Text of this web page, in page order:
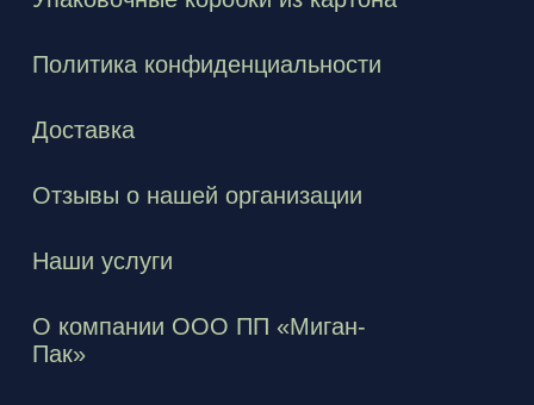
Политика конфиденциальности
Доставка
Отзывы о нашей организации
Наши услуги
О компании ООО ПП «Миган-
Пак»